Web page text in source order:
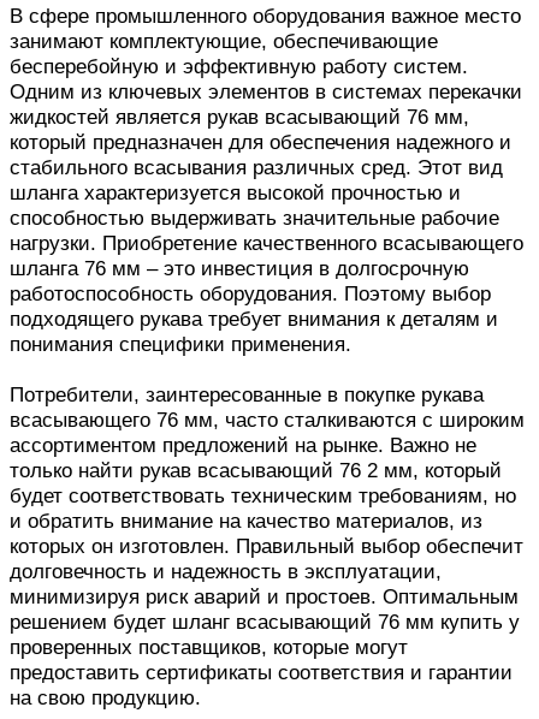
В сфере промышленного оборудования важное место
занимают комплектующие, обеспечивающие
бесперебойную и эффективную работу систем.
Одним из ключевых элементов в системах перекачки
жидкостей является рукав всасывающий 76 мм,
который предназначен для обеспечения надежного и
стабильного всасывания различных сред. Этот вид
шланга характеризуется высокой прочностью и
способностью выдерживать значительные рабочие
нагрузки. Приобретение качественного всасывающего
шланга 76 мм – это инвестиция в долгосрочную
работоспособность оборудования. Поэтому выбор
подходящего рукава требует внимания к деталям и
понимания специфики применения.
Потребители, заинтересованные в покупке рукава
всасывающего 76 мм, часто сталкиваются с широким
ассортиментом предложений на рынке. Важно не
только найти рукав всасывающий 76 2 мм, который
будет соответствовать техническим требованиям, но
и обратить внимание на качество материалов, из
которых он изготовлен. Правильный выбор обеспечит
долговечность и надежность в эксплуатации,
минимизируя риск аварий и простоев. Оптимальным
решением будет шланг всасывающий 76 мм купить у
проверенных поставщиков, которые могут
предоставить сертификаты соответствия и гарантии
на свою продукцию.